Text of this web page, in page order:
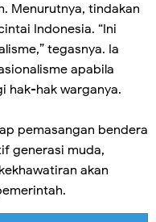
Menurutnya, tindakan
Indonesia. “Ini
tegasnya. Ia
apabila
hak-hak warganya.
pemasangan bendera
generasi muda,
akan